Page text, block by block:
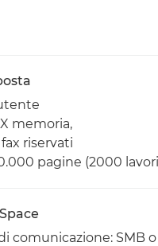
memoria,
riservati
pagine (2000
comunicazione: SMB